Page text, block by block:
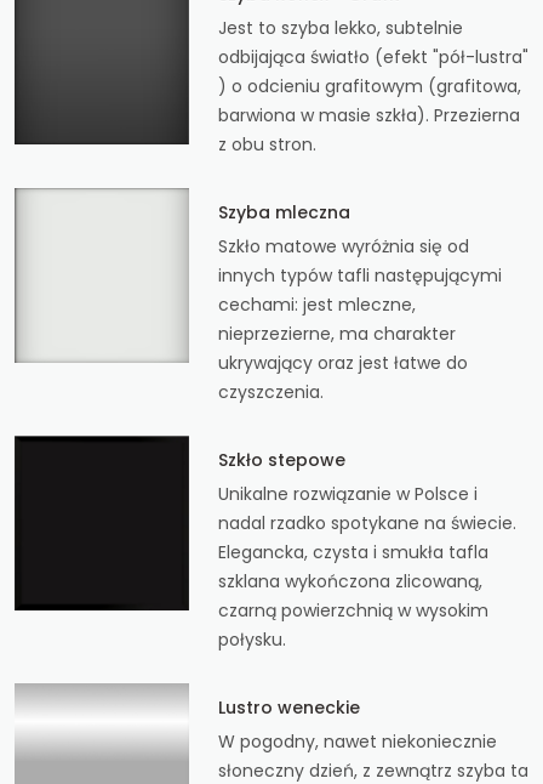
Jest to szyba lekko, subtelnie
odbijająca światło (efekt "pół-lustra"
) o odcieniu grafitowym (grafitowa,
barwiona w masie szkła). Przezierna
z obu stron.
Szyba mleczna
Szkło matowe wyróżnia się od
innych typów tafli następującymi
cechami: jest mleczne,
nieprzezierne, ma charakter
ukrywający oraz jest łatwe do
czyszczenia.
Szkło stepowe
Unikalne rozwiązanie w Polsce i
nadal rzadko spotykane na świecie.
Elegancka, czysta i smukła tafla
szklana wykończona zlicowaną,
czarną powierzchnią w wysokim
połysku.
Lustro weneckie
W pogodny, nawet niekoniecznie
słoneczny dzień, z zewnątrz szyba ta